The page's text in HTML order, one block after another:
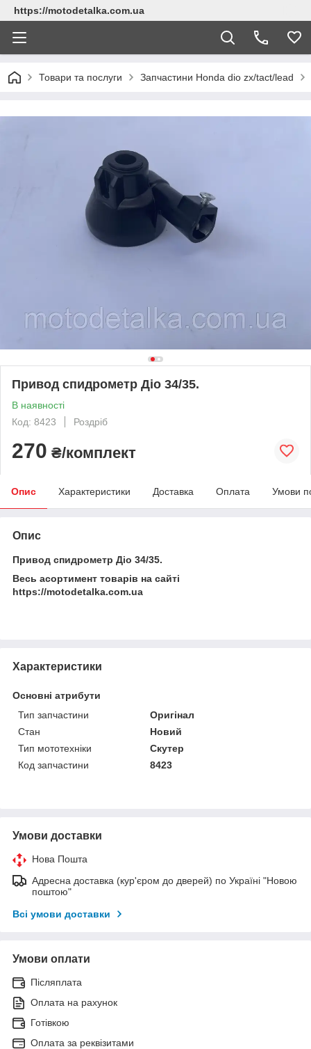
https://motodetalka.com.ua
Товари та послуги Запчастини Нonda dio zx/tact/lead
Привод спидрометр Діо 34/35.
В наявності
Код: 8423
Роздріб
270 ₴/комплект
Опис Характеристики Доставка Оплата Умови
Опис
Привод спидрометр Діо 34/35.
Весь асортимент товарів на сайті
https://motodetalka.com.ua
Характеристики
Основні атрибути
Тип запчастини
Оригінал
Стан
Новий
Тип мототехніки
Скутер
Код запчастини
8423
Умови доставки
Нова Пошта
Адресна доставка (кур'єром до дверей) по Україні "Новою
поштою"
Всі умови доставки
Умови оплати
Післяплата
Оплата на рахунок
Готівкою
Оплата за реквізитами